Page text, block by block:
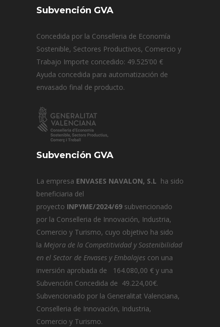
Subvención GVA
Concedida por la Conselleria de Economía
Sostenible, Sectores Productivos, Comercio y
Trabajo Importe concedido: 49.525’00 €
Ayuda concedida para automatización de
envasado final de producto.
Subvención GVA
La empresa ENVASES NAVALON, S.L ha sido
beneficiaria del
proyecto INPYME/2024/69 subvencionado
por la Conselleria de Innovación, Industria,
Comercio y Turismo, cuyo objetivo ha sido
la Mejora de la Competitividad y Sostenibilidad
en el Sector de Envases y Embalajes con una
inversión aprobada de 164.080,00 € y una
Subvención Concedida de 49.224,00€.
Subvencionado por la Generalitat Valenciana,
Conselleria de Innovación, Industria,
Comercio y Turismo.